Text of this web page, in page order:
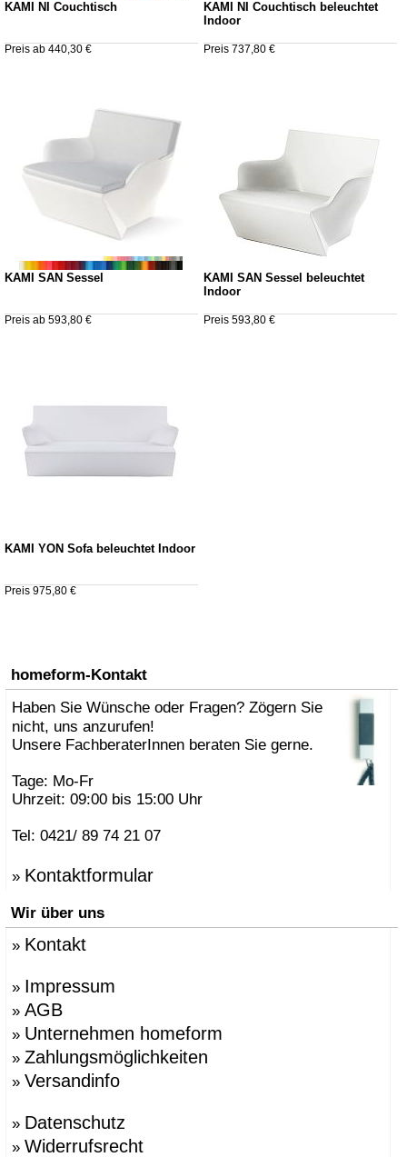
KAMI NI Couchtisch
Preis ab 440,30 €
KAMI NI Couchtisch beleuchtet
Indoor
Preis 737,80 €
KAMI SAN Sessel
Preis ab 593,80 €
KAMI SAN Sessel beleuchtet
Indoor
Preis 593,80 €
KAMI YON Sofa beleuchtet Indoor
Preis 975,80 €
homeform-Kontakt
Haben Sie Wünsche oder Fragen? Zögern Sie
nicht, uns anzurufen!
Unsere FachberaterInnen beraten Sie gerne.
Tage: Mo-Fr
Uhrzeit: 09:00 bis 15:00 Uhr
Tel: 0421/ 89 74 21 07
» Kontaktformular
Wir über uns
» Kontakt
» Impressum
» AGB
» Unternehmen homeform
» Zahlungsmöglichkeiten
» Versandinfo
» Datenschutz
» Widerrufsrecht